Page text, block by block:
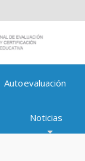
Autoevaluación
Noticias